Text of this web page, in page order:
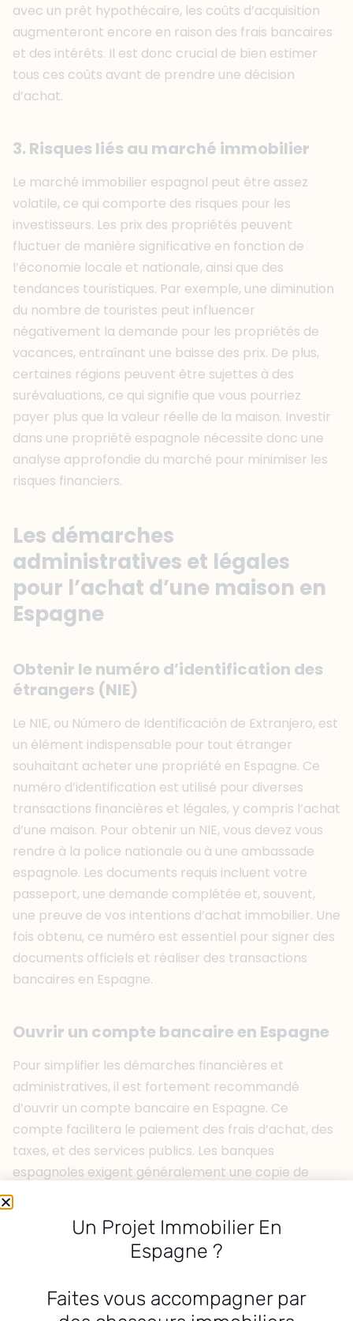
avec un prêt hypothécaire, les coûts d’acquisition
augmenteront encore en raison des frais bancaires
et des intérêts. Il est donc crucial de bien estimer
tous ces coûts avant de prendre une décision
d’achat.
3. Risques liés au marché immobilier
Le marché immobilier espagnol peut être assez
volatile, ce qui comporte des risques pour les
investisseurs. Les prix des propriétés peuvent
fluctuer de manière significative en fonction de
l’économie locale et nationale, ainsi que des
tendances touristiques. Par exemple, une diminution
du nombre de touristes peut influencer
négativement la demande pour les propriétés de
vacances, entraînant une baisse des prix. De plus,
certaines régions peuvent être sujettes à des
surévaluations, ce qui signifie que vous pourriez
payer plus que la valeur réelle de la maison. Investir
dans une propriété espagnole nécessite donc une
analyse approfondie du marché pour minimiser les
risques financiers.
Les démarches
administratives et légales
pour l’achat d’une maison en
Espagne
Obtenir le numéro d’identification des
étrangers (NIE)
Le NIE, ou Número de Identificación de Extranjero, est
un élément indispensable pour tout étranger
souhaitant acheter une propriété en Espagne. Ce
numéro d’identification est utilisé pour diverses
transactions financières et légales, y compris l’achat
d’une maison. Pour obtenir un NIE, vous devez vous
rendre à la police nationale ou à une ambassade
espagnole. Les documents requis incluent votre
passeport, une demande complétée et, souvent,
une preuve de vos intentions d’achat immobilier. Une
fois obtenu, ce numéro est essentiel pour signer des
documents officiels et réaliser des transactions
bancaires en Espagne.
Ouvrir un compte bancaire en Espagne
Pour simplifier les démarches financières et
administratives, il est fortement recommandé
d’ouvrir un compte bancaire en Espagne. Ce
compte facilitera le paiement des frais d’achat, des
taxes, et des services publics. Les banques
espagnoles exigent généralement une copie de
votre passeport, votre NIE, et parfois une preuve de
vos revenus ou de votre situation financière.
Disposer d’un compte bancaire local est non
seulement pratique, mais souvent nécessaire pour
frais liés à l’achat de la propriété.
Un Projet Immobilier En
Espagne ?
Faites vous accompagner par